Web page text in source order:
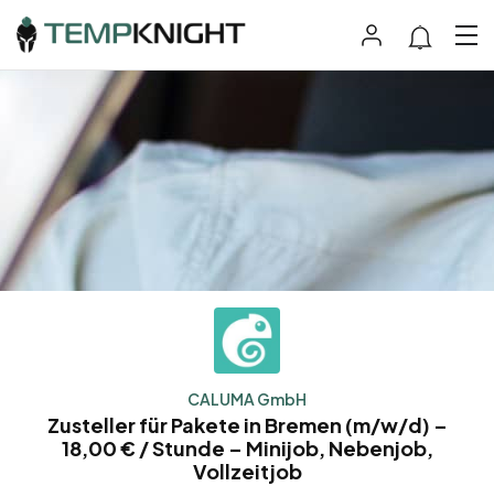
CALUMA GmbH
Zusteller für Pakete in Bremen (m/w/d) –
18,00 € / Stunde – Minijob, Nebenjob,
Vollzeitjob